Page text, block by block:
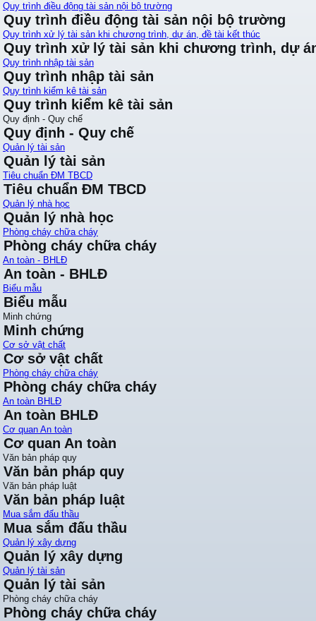
Quy trình điều động tài sản nội bộ trường
Quy trình điều động tài sản nội bộ trường
Quy trình xử lý tài sản khi chương trình, dự án, đề tài kết thúc
Quy trình xử lý tài sản khi chương trình, dự
Quy trình nhập tài sản
Quy trình nhập tài sản
Quy trình kiểm kê tài sản
Quy trình kiểm kê tài sản
Quy định - Quy chế
Quy định - Quy chế
Quản lý tài sản
Quản lý tài sản
Tiêu chuẩn ĐM TBCD
Tiêu chuẩn ĐM TBCD
Quản lý nhà học
Quản lý nhà học
Phòng cháy chữa cháy
Phòng cháy chữa cháy
An toàn - BHLĐ
An toàn - BHLĐ
Biểu mẫu
Biểu mẫu
Minh chứng
Minh chứng
Cơ sở vật chất
Cơ sở vật chất
Phòng cháy chữa cháy
Phòng cháy chữa cháy
An toàn BHLĐ
An toàn BHLĐ
Cơ quan An toàn
Cơ quan An toàn
Văn bản pháp quy
Văn bản pháp quy
Văn bản pháp luật
Văn bản pháp luật
Mua sắm đấu thầu
Mua sắm đấu thầu
Quản lý xây dựng
Quản lý xây dựng
Quản lý tài sản
Quản lý tài sản
Phòng cháy chữa cháy
Phòng cháy chữa cháy